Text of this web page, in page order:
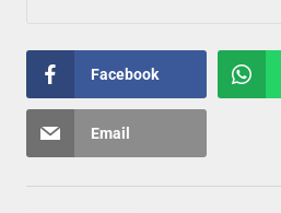
Facebook
Email